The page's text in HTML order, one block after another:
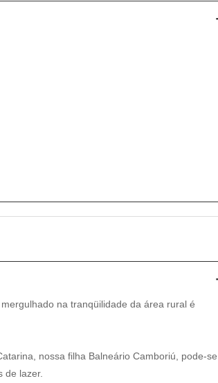
na tranqüilidade da área rural é
nossa filha Balneário Camboriú, pode-se
de lazer.